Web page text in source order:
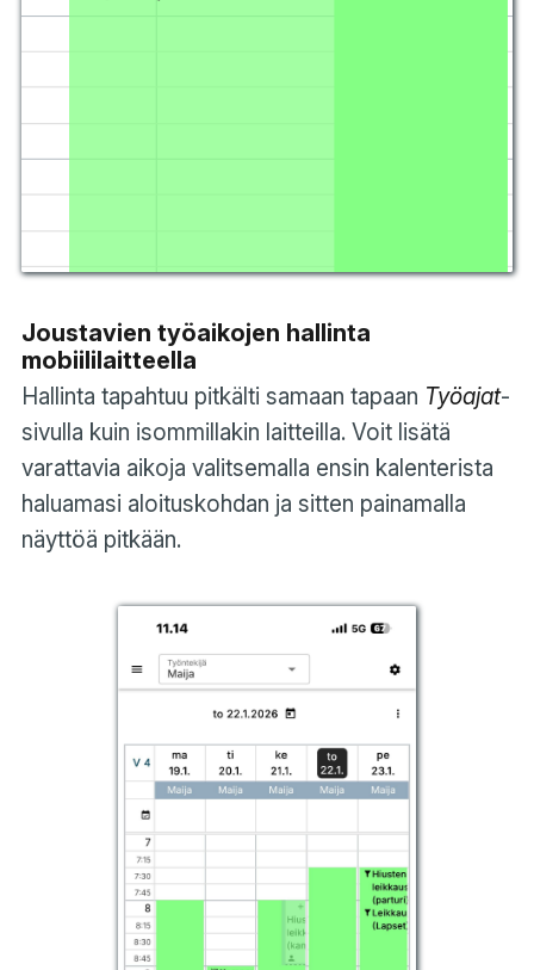
Joustavien työaikojen hallinta
mobiililaitteella
Hallinta tapahtuu pitkälti samaan tapaan Työajat-
sivulla kuin isommillakin laitteilla. Voit lisätä
varattavia aikoja valitsemalla ensin kalenterista
haluamasi aloituskohdan ja sitten painamalla
näyttöä pitkään.